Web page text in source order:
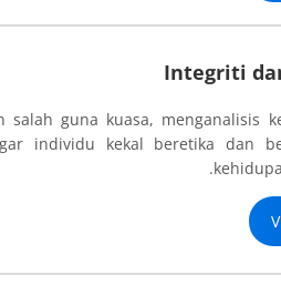
Integriti
guna kuasa, menganalisis
individu kekal beretika dan